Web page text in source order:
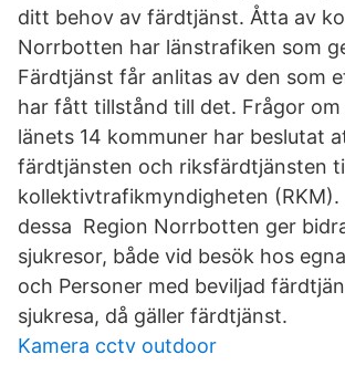
ditt behov av färdtjänst. Åtta av
Norrbotten har länstrafiken som
Färdtjänst får anlitas av den som
har fått tillstånd till det. Frågor
länets 14 kommuner har beslutat
färdtjänsten och riksfärdtjänsten
kollektivtrafikmyndigheten (RKM).
dessa Region Norrbotten ger
sjukresor, både vid besök hos
och Personer med beviljad
sjukresa, då gäller färdtjänst.
Kamera cctv outdoor